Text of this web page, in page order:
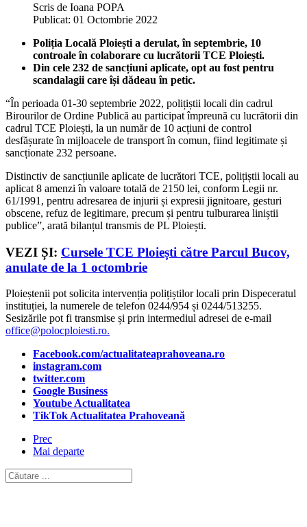
Scris de Ioana POPA
Publicat: 01 Octombrie 2022
Poliția Locală Ploiești a derulat, în septembrie, 10
controale în colaborare cu lucrătorii TCE Ploiești.
Din cele 232 de sancțiuni aplicate, opt au fost pentru
scandalagii care își dădeau în petic.
“În perioada 01-30 septembrie 2022, polițiștii locali din cadrul
Birourilor de Ordine Publică au participat împreună cu lucrătorii din
cadrul TCE Ploiești, la un număr de 10 acțiuni de control
desfășurate în mijloacele de transport în comun, fiind legitimate și
sancționate 232 persoane.
Distinctiv de sancțiunile aplicate de lucrători TCE, polițiștii locali au
aplicat 8 amenzi în valoare totală de 2150 lei, conform Legii nr.
61/1991, pentru adresarea de injurii și expresii jignitoare, gesturi
obscene, refuz de legitimare, precum și pentru tulburarea liniștii
publice”, arată bilanțul transmis de PL Ploiești.
VEZI ȘI: Cursele TCE Ploiești către Parcul Bucov,
anulate de la 1 octombrie
Ploieștenii pot solicita intervenția polițiștilor locali prin Dispeceratul
instituției, la numerele de telefon 0244/954 și 0244/513255.
Sesizările pot fi transmise și prin intermediul adresei de e-mail
office@polocploiesti.ro.
Facebook.com/actualitateaprahoveana.ro
instagram.com
twitter.com
Google Business
Youtube Actualitatea
TikTok Actualitatea Prahoveană
Prec
Mai departe